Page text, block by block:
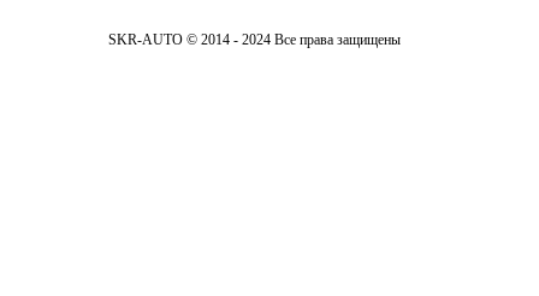
SKR-AUTO © 2014 - 2024 Все права защищены